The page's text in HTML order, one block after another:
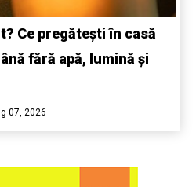
Ce pregătești în casă
fără apă, lumină și
07, 2026